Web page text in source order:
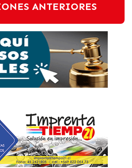
ANTERIORES